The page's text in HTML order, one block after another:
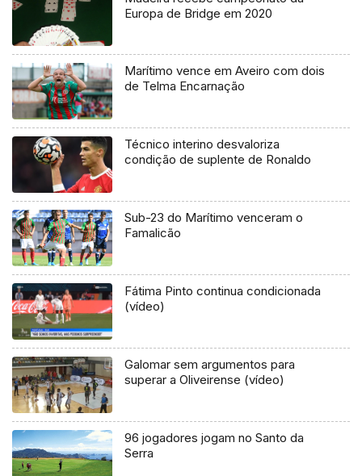
Europa de Bridge em 2020
Marítimo vence em Aveiro com dois
de Telma Encarnação
Técnico interino desvaloriza
condição de suplente de Ronaldo
Sub-23 do Marítimo venceram o
Famalicão
Fátima Pinto continua condicionada
(vídeo)
Galomar sem argumentos para
superar a Oliveirense (vídeo)
96 jogadores jogam no Santo da
Serra